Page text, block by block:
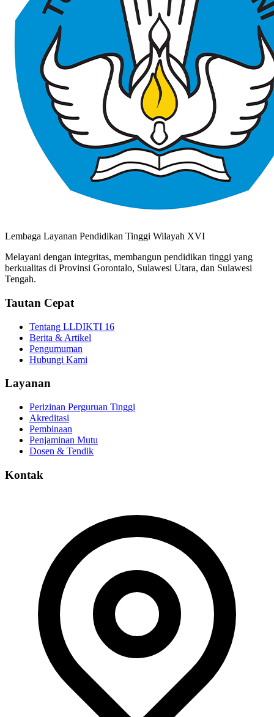
Lembaga Layanan Pendidikan Tinggi Wilayah XVI
Melayani dengan integritas, membangun pendidikan tinggi yang
berkualitas di Provinsi Gorontalo, Sulawesi Utara, dan Sulawesi
Tengah.
Tautan Cepat
Tentang LLDIKTI 16
Berita & Artikel
Pengumuman
Hubungi Kami
Layanan
Perizinan Perguruan Tinggi
Akreditasi
Pembinaan
Penjaminan Mutu
Dosen & Tendik
Kontak